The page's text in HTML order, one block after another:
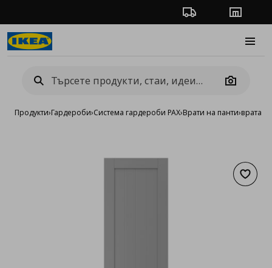
Проследяване на
Camera
Продукти›Гардероби›Система гардероби PAX›Врати на панти›врата